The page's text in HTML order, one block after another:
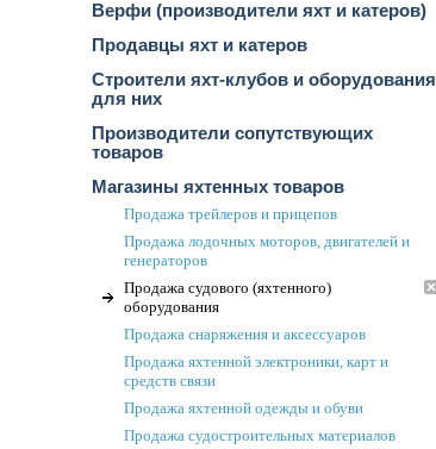
Верфи (производители яхт и катеров)
Продавцы яхт и катеров
Строители яхт-клубов и оборудования
для них
Производители сопутствующих
товаров
Магазины яхтенных товаров
Продажа трейлеров и прицепов
Продажа лодочных моторов, двигателей и
генераторов
Продажа судового (яхтенного)
оборудования
Продажа снаряжения и аксессуаров
Продажа яхтенной электроники, карт и
средств связи
Продажа яхтенной одежды и обуви
Продажа судостроительных материалов